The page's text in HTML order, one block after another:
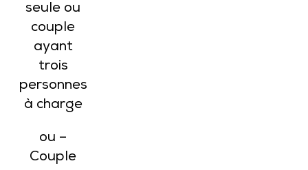
seule ou
couple
ayant
trois
personnes
à charge
ou –
Couple